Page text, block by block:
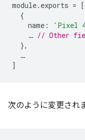
module. exports = [
{
name : 'Pixel
… // Other
},
…
]
次のように変更され